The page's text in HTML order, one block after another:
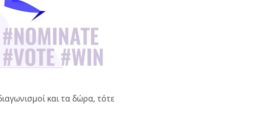
και τα δώρα, τότε